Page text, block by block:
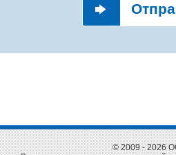
© 2009 - 2026